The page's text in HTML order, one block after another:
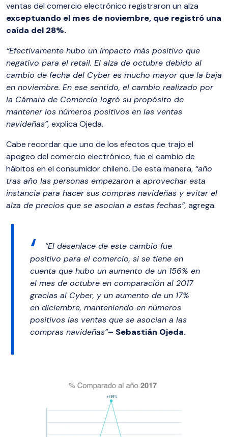
ventas del comercio electrónico registraron un alza
exceptuando el mes de noviembre, que registró una
caída del 28%.
“Efectivamente hubo un impacto más positivo que
negativo para el retail. El alza de octubre debido al
cambio de fecha del Cyber es mucho mayor que la baja
en noviembre. En ese sentido, el cambio realizado por
la Cámara de Comercio logró su propósito de
mantener los números positivos en las ventas
navideñas”, explica Ojeda.
Cabe recordar que uno de los efectos que trajo el
apogeo del comercio electrónico, fue el cambio de
hábitos en el consumidor chileno. De esta manera, “año
tras año las personas empezaron a aprovechar esta
instancia para hacer sus compras navideñas y evitar el
alza de precios que se asocian a estas fechas”, agrega.
“El desenlace de este cambio fue
positivo para el comercio, si se tiene en
cuenta que hubo un aumento de un 156% en
el mes de octubre en comparación al 2017
gracias al Cyber, y un aumento de un 17%
en diciembre, manteniendo en números
positivos las ventas que se asocian a las
compras navideñas”– Sebastián Ojeda.